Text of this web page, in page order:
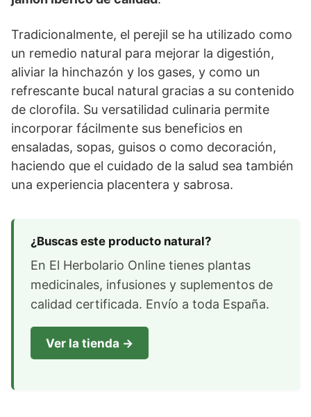
Tradicionalmente, el perejil se ha utilizado como
un remedio natural para mejorar la digestión,
aliviar la hinchazón y los gases, y como un
refrescante bucal natural gracias a su contenido
de clorofila. Su versatilidad culinaria permite
incorporar fácilmente sus beneficios en
ensaladas, sopas, guisos o como decoración,
haciendo que el cuidado de la salud sea también
una experiencia placentera y sabrosa.
¿Buscas este producto natural?
En El Herbolario Online tienes plantas
medicinales, infusiones y suplementos de
calidad certificada. Envío a toda España.
Ver la tienda →